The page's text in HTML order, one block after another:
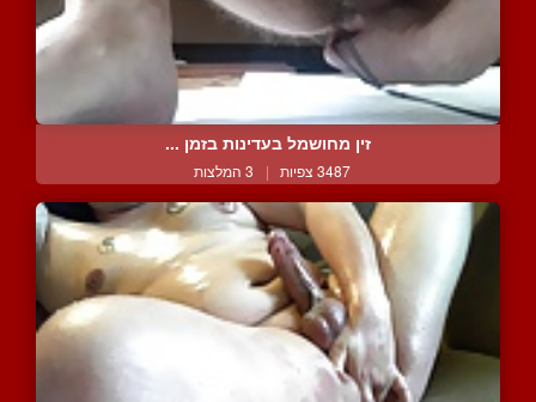
זין מחושמל בעדינות בזמן ...
3487 צפיות | 3 המלצות